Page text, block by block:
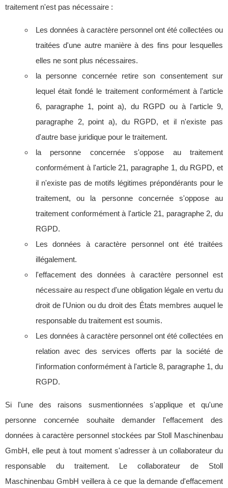
traitement n'est pas nécessaire :
Les données à caractère personnel ont été collectées ou
traitées d'une autre manière à des fins pour lesquelles
elles ne sont plus nécessaires.
la personne concernée retire son consentement sur
lequel était fondé le traitement conformément à l'article
6, paragraphe 1, point a), du RGPD ou à l'article 9,
paragraphe 2, point a), du RGPD, et il n'existe pas
d'autre base juridique pour le traitement.
la personne concernée s'oppose au traitement
conformément à l'article 21, paragraphe 1, du RGPD, et
il n'existe pas de motifs légitimes prépondérants pour le
traitement, ou la personne concernée s'oppose au
traitement conformément à l'article 21, paragraphe 2, du
RGPD.
Les données à caractère personnel ont été traitées
illégalement.
l'effacement des données à caractère personnel est
nécessaire au respect d'une obligation légale en vertu du
droit de l'Union ou du droit des États membres auquel le
responsable du traitement est soumis.
Les données à caractère personnel ont été collectées en
relation avec des services offerts par la société de
l'information conformément à l'article 8, paragraphe 1, du
RGPD.
Si l'une des raisons susmentionnées s'applique et qu'une
personne concernée souhaite demander l'effacement des
données à caractère personnel stockées par Stoll Maschinenbau
GmbH, elle peut à tout moment s'adresser à un collaborateur du
responsable du traitement. Le collaborateur de Stoll
Maschinenbau GmbH veillera à ce que la demande d'effacement